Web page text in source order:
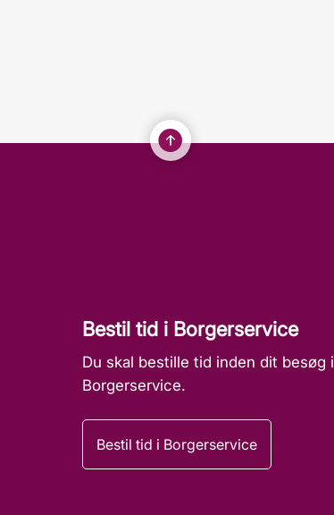
Bestil tid i Borgerservice
Du skal bestille tid inden dit besøg i
Borgerservice.
Bestil tid i Borgerservice